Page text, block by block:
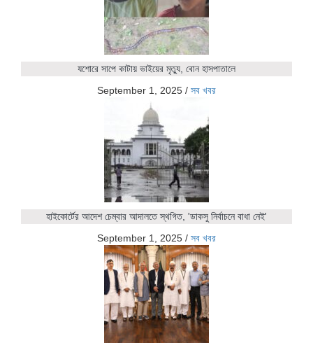
যশোরে সাপে কাটায় ভাইয়ের মৃত্যু, বোন হাসপাতালে
September 1, 2025 / সব খবর
হাইকোর্টের আদেশ চেম্বার আদালতে স্থগিত, 'ডাকসু নির্বাচনে বাধা নেই'
September 1, 2025 / সব খবর